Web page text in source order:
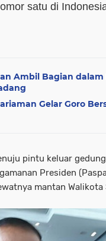
satu di
Ambil Bagian dalam
Gelar Goro
pintu keluar
Presiden
mantan Walikota